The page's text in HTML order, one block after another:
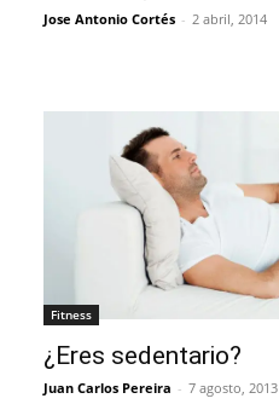
Jose Antonio Cortés - 2 abril, 2014
Fitness
¿Eres sedentario?
Juan Carlos Pereira - 7 agosto, 2013